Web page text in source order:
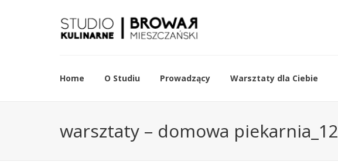
Home O Studiu Prowadzący Warsztaty dla Ciebie
warsztaty – domowa piekarnia_12